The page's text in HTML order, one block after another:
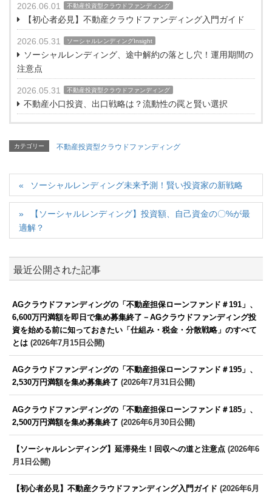
2026.06.01 不動産投資型クラウドファンディング
【初心者必見】不動産クラウドファンディング入門ガイド
2026.05.31 ソーシャルレンディングInsight
ソーシャルレンディング、途中解約の落とし穴！運用期間の
注意点
2026.05.31 不動産投資型クラウドファンディング
不動産小口投資、出口戦略は？流動性の罠と賢い選択
カテゴリー 不動産投資型クラウドファンディング
ソーシャルレンディング未来予測！賢い投資家の新戦略
【ソーシャルレンディング】投資額、自己資金の〇%が最
適解？
最近公開された記事
AGクラウドファンディングの「不動産担保ローンファンド＃191」、
6,600万円満額を即日で集め募集終了－AGクラウドファンディング投
資を始める前に知っておきたい「仕組み・税金・分散戦略」のすべて
とは (2026年7月15日公開)
AGクラウドファンディングの「不動産担保ローンファンド＃195」、
2,530万円満額を集め募集終了 (2026年7月31日公開)
AGクラウドファンディングの「不動産担保ローンファンド＃185」、
2,500万円満額を集め募集終了 (2026年6月30日公開)
【ソーシャルレンディング】延滞発生！回収への道と注意点 (2026年6
月1日公開)
【初心者必見】不動産クラウドファンディング入門ガイド (2026年6月